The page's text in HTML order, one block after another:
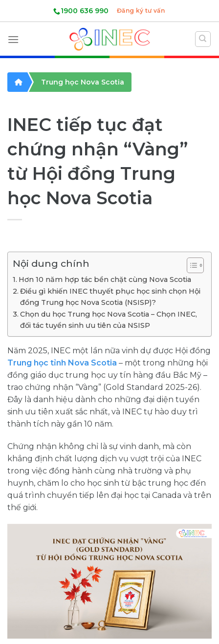
1900 636 990 Đăng ký tư vấn
Trung học Nova Scotia
INEC tiếp tục đạt
chứng nhận “Vàng”
từ Hội đồng Trung
học Nova Scotia
Nội dung chính
Hơn 10 năm hợp tác bền chặt cùng Nova Scotia
Điều gì khiến INEC thuyết phục học sinh chọn Hội
đồng Trung học Nova Scotia (NSISP)?
Chọn du học Trung học Nova Scotia – Chọn INEC,
đối tác tuyển sinh ưu tiên của NSISP
Năm 2025, INEC một lần nữa vinh dự được Hội đồng
Trung học tỉnh Nova Scotia – một trong những hội
đồng giáo dục trung học uy tín hàng đầu Bắc Mỹ –
trao chứng nhận “Vàng” (Gold Standard 2025-26).
Đây là danh hiệu dành cho những đại diện tuyển
sinh ưu tiên xuất sắc nhất, và INEC tự hào duy trì
thành tích này gần 10 năm.
Chứng nhận không chỉ là sự vinh danh, mà còn
khẳng định chất lượng dịch vụ vượt trội của INEC
trong việc đồng hành cùng nhà trường và phụ
huynh, chăm lo cho học sinh từ bậc trung học đến
quá trình chuyển tiếp lên đại học tại Canada và trên
thế giới.